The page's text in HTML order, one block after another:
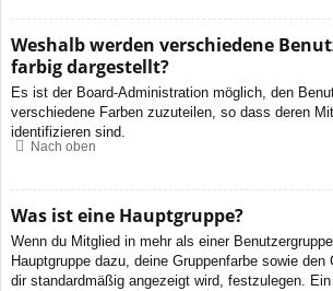
Weshalb werden verschiedene
farbig dargestellt?
Es ist der Board-Administration möglich, den
verschiedene Farben zuzuteilen, so dass deren
identifizieren sind.
Nach oben
Was ist eine Hauptgruppe?
Wenn du Mitglied in mehr als einer
Hauptgruppe dazu, deine Gruppenfarbe sowie den
dir standardmäßig angezeigt wird, festzulegen.